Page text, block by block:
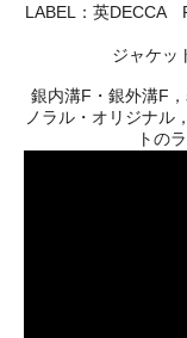
LABEL：英DECCA
ジャケッ
銀内溝F・銀外溝F
ノラル・オリジナル
トの